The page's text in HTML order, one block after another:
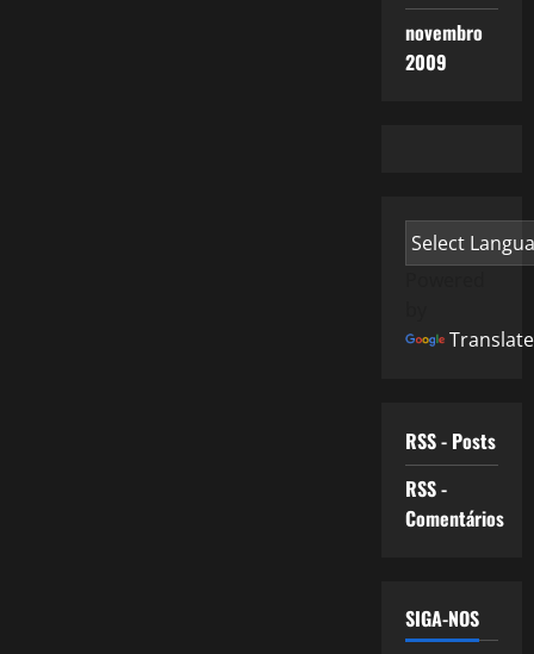
novembro
2009
Translate
RSS - Posts
RSS -
Comentários
SIGA-NOS